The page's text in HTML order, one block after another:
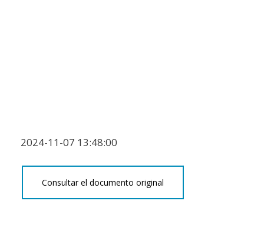
2024-11-07 13:48:00
Consultar el documento original